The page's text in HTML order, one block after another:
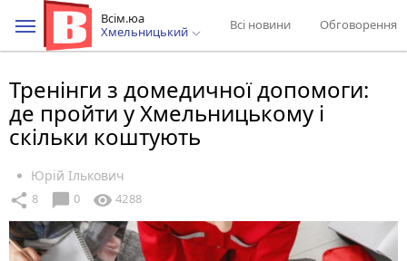
Всім.юа
Хмельницький
Всі новини Обговорення
Тренінги з домедичної допомоги:
де пройти у Хмельницькому і
скільки коштують
Юрій Ількович
share 8 chat_bubble 0 visibility 4288